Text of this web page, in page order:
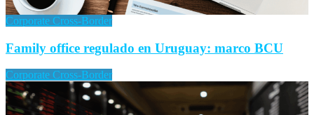
Corporate Cross-Border
Family office regulado en Uruguay: marco BCU
Corporate Cross-Border